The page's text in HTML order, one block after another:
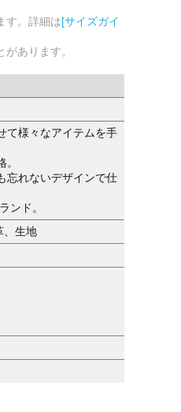
す。詳細は[サイズガイ
あります。
て様々なアイテムを手
忘れないデザインで仕
ンド。
、生地